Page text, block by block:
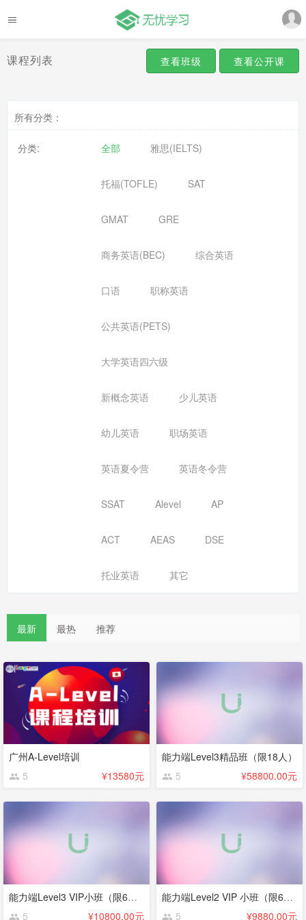
课程列表 查看班级 查看公开课
所有分类：
分类: 全部 雅思(IELTS)
托福(TOFLE) SAT
GMAT GRE
商务英语(BEC) 综合英语
口语 职称英语
公共英语(PETS)
大学英语四六级
新概念英语 少儿英语
幼儿英语 职场英语
英语夏令营 英语冬令营
SSAT Alevel AP
ACT AEAS DSE
托业英语 其它
最新 最热 推荐
广州A-Level培训
5
¥13580元
能力端Level3精品班（限18人）
5
¥58800.00元
能力端Level3 VIP小班（限6人）
5
¥10800.00元
能力端Level2 VIP 小班（限6人）
5
¥9880.00元